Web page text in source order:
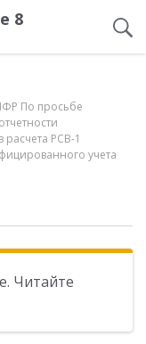
8
По просьбе
РСВ-1
учета
Читайте